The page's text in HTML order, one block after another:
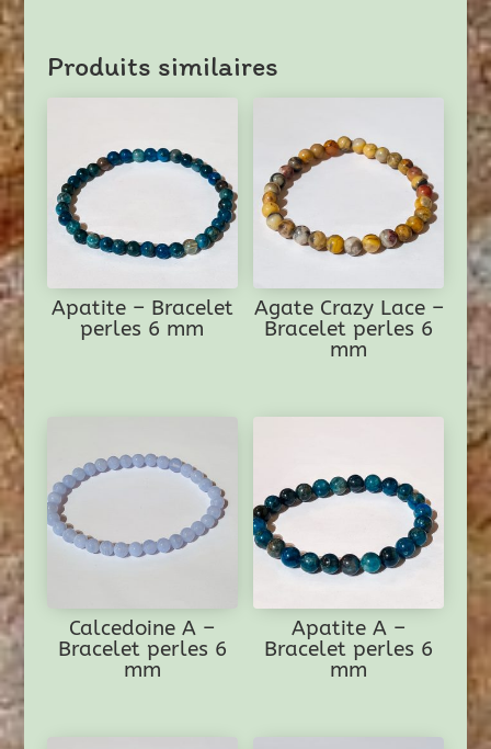
-
mm
Produits similaires
Apatite – Bracelet
perles 6 mm
Agate Crazy Lace –
Bracelet perles 6
mm
Calcedoine A –
Bracelet perles 6
mm
Apatite A –
Bracelet perles 6
mm